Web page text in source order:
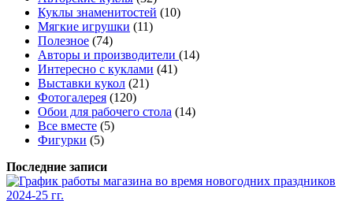
Куклы знаменитостей (10)
Мягкие игрушки (11)
Полезное (74)
Авторы и производители (14)
Интересно с куклами (41)
Выставки кукол (21)
Фотогалерея (120)
Обои для рабочего стола (14)
Все вместе (5)
Фигурки (5)
Последние записи